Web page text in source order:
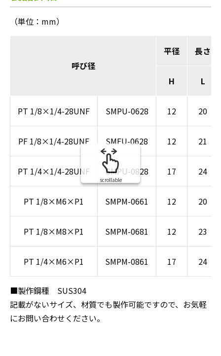
（単位：mm）
呼び径
平径 長さ
H L
PT 1/8×1/4-28UNF SMPU-0628 12 20
PF 1/8×1/4-28UNF SMFU-0628 12 21
PT 1/4×1/4-28UNF SMPU-0828 17 24
PT 1/8×M6×P1 SMPM-0661 12 20
PT 1/8×M8×P1 SMPM-0681 12 23
PT 1/4×M6×P1 SMPM-0861 17 24
scrollable
■製作鋼種 SUS304
記載がないサイズ、材質でも製作可能ですので、お気軽
にお問い合わせください。